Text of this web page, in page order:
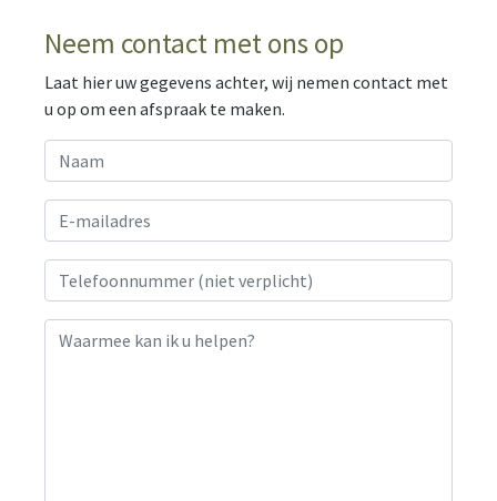
Neem contact met ons op
Laat hier uw gegevens achter, wij nemen contact met
u op om een afspraak te maken.